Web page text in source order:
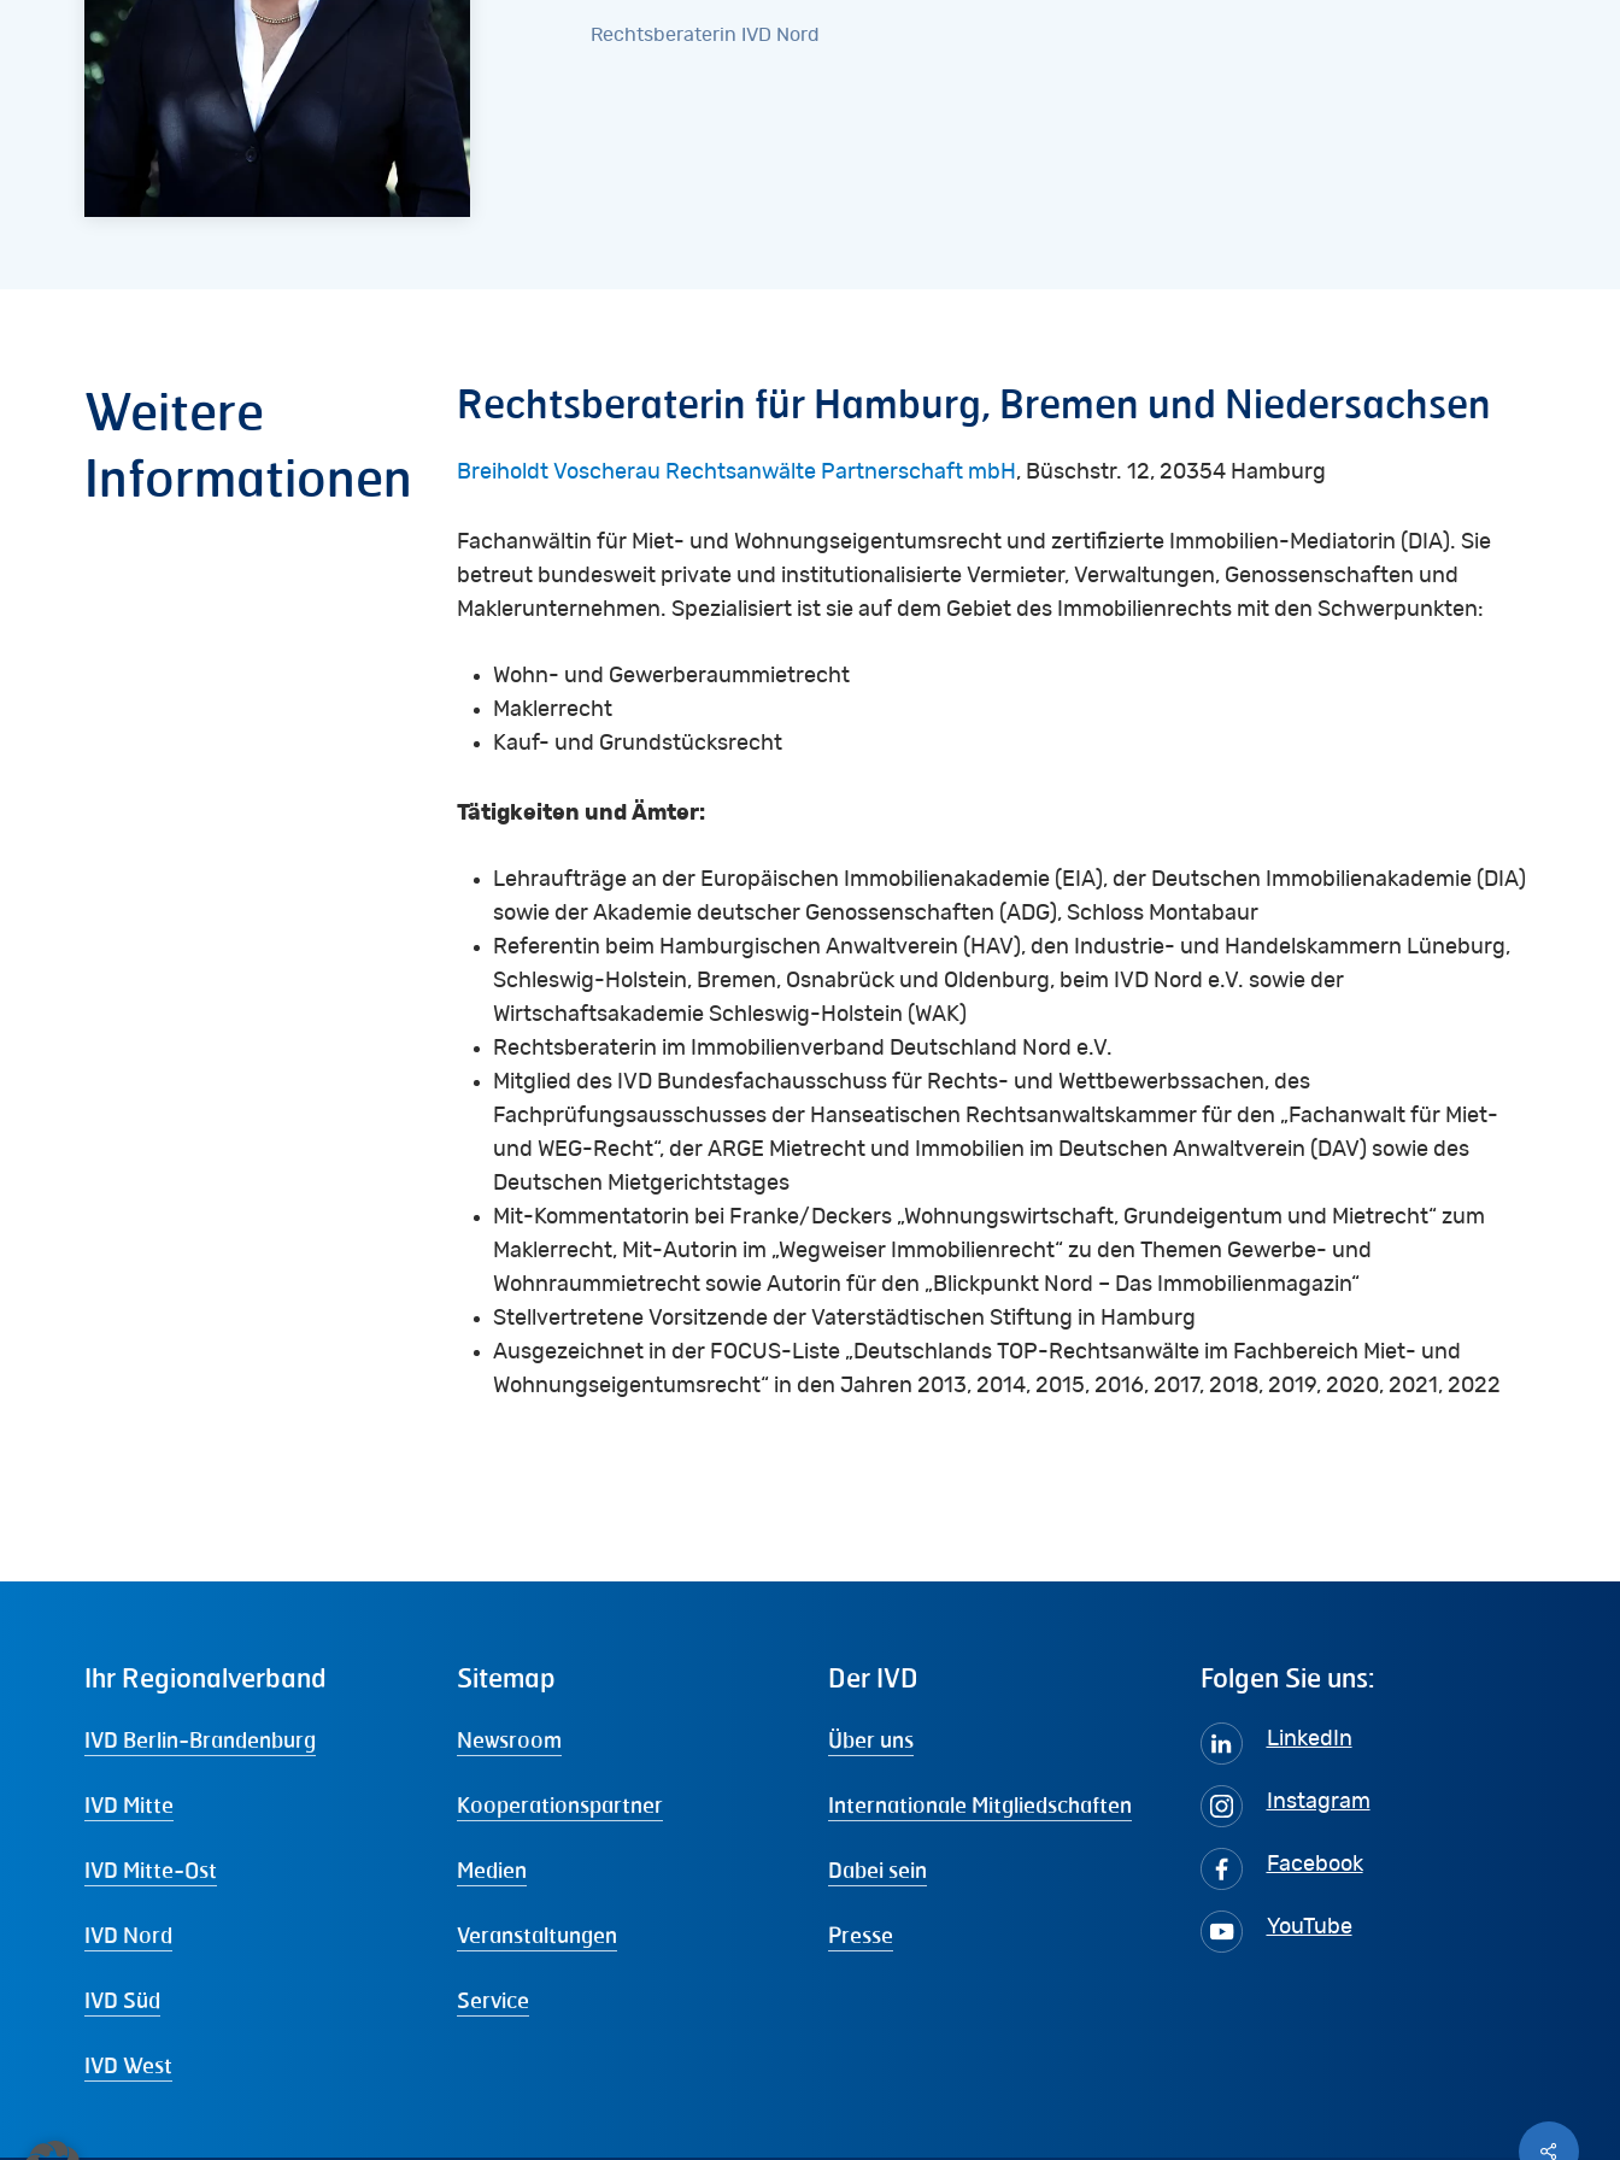
Rechtsberaterin IVD Nord
Weitere
Informationen
Rechtsberaterin für Hamburg, Bremen und Niedersachsen
Breiholdt Voscherau Rechtsanwälte Partnerschaft mbH , Büschstr. 12, 20354 Hamburg
Fachanwältin für Miet- und Wohnungseigentumsrecht und zertifizierte Immobilien-Mediatorin (DIA). Sie
betreut bundesweit private und institutionalisierte Vermieter, Verwaltungen, Genossenschaften und
Maklerunternehmen. Spezialisiert ist sie auf dem Gebiet des Immobilienrechts mit den Schwerpunkten:
Wohn- und Gewerberaummietrecht
Maklerrecht
Kauf- und Grundstücksrecht
Tätigkeiten und Ämter:
Lehraufträge an der Europäischen Immobilienakademie (EIA), der Deutschen Immobilienakademie (DIA)
sowie der Akademie deutscher Genossenschaften (ADG), Schloss Montabaur
Referentin beim Hamburgischen Anwaltverein (HAV), den Industrie- und Handelskammern Lüneburg,
Schleswig-Holstein, Bremen, Osnabrück und Oldenburg, beim IVD Nord e.V. sowie der
Wirtschaftsakademie Schleswig-Holstein (WAK)
Rechtsberaterin im Immobilienverband Deutschland Nord e.V.
Mitglied des IVD Bundesfachausschuss für Rechts- und Wettbewerbssachen, des
Fachprüfungsausschusses der Hanseatischen Rechtsanwaltskammer für den „Fachanwalt für Miet-
und WEG-Recht“, der ARGE Mietrecht und Immobilien im Deutschen Anwaltverein (DAV) sowie des
Deutschen Mietgerichtstages
Mit-Kommentatorin bei Franke/Deckers „Wohnungswirtschaft, Grundeigentum und Mietrecht“ zum
Maklerrecht, Mit-Autorin im „Wegweiser Immobilienrecht“ zu den Themen Gewerbe- und
Wohnraummietrecht sowie Autorin für den „Blickpunkt Nord – Das Immobilienmagazin“
Stellvertretene Vorsitzende der Vaterstädtischen Stiftung in Hamburg
Ausgezeichnet in der FOCUS-Liste „Deutschlands TOP-Rechtsanwälte im Fachbereich Miet- und
Wohnungseigentumsrecht“ in den Jahren 2013, 2014, 2015, 2016, 2017, 2018, 2019, 2020, 2021, 2022
Ihr Regionalverband
IVD Berlin-Brandenburg
IVD Mitte
IVD Mitte-Ost
IVD Nord
IVD Süd
IVD West
Sitemap
Newsroom
Kooperationspartner
Medien
Veranstaltungen
Service
Der IVD
Über uns
Internationale Mitgliedschaften
Dabei sein
Presse
Folgen Sie uns:
LinkedIn
Instagram
Facebook
YouTube
Share